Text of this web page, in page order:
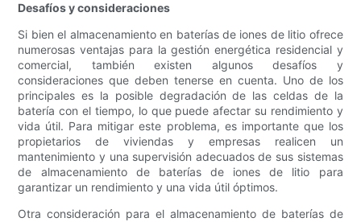
Desafíos y consideraciones
Si bien el almacenamiento en baterías de iones de litio ofrece
numerosas ventajas para la gestión energética residencial y
comercial, también existen algunos desafíos y
consideraciones que deben tenerse en cuenta. Uno de los
principales es la posible degradación de las celdas de la
batería con el tiempo, lo que puede afectar su rendimiento y
vida útil. Para mitigar este problema, es importante que los
propietarios de viviendas y empresas realicen un
mantenimiento y una supervisión adecuados de sus sistemas
de almacenamiento de baterías de iones de litio para
garantizar un rendimiento y una vida útil óptimos.
Otra consideración para el almacenamiento de baterías de